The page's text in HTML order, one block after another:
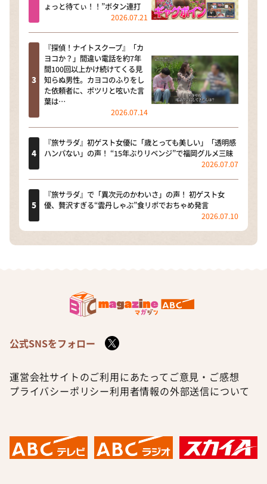
ょっと待てぃ！！”ボタン連打
2026.07.21
『探偵！ナイトスクープ』「カ
ヨコか？」間違い電話を約7年
間100回以上かけ続けてくる見
知らぬ男性。カヨコのふりをし
た依頼者に、ポツリと呟いた言
葉は…
2026.07.14
『旅サラダ』初ゲスト女優に「歳とっても美しい」「透明感
ハンパない」の声！ “15年ぶりリベンジ”で福岡グルメ三昧
2026.07.07
『旅サラダ』で「異次元のかわいさ」の声！ 初ゲスト女
優、贅沢すぎる“雲丹しゃぶ”食リポでおちゃめ発言
2026.07.10
公式SNSをフォロー
運営会社サイトのご利用にあたって ご意見・ご感想
プライバシーポリシー利用者情報の外部送信について